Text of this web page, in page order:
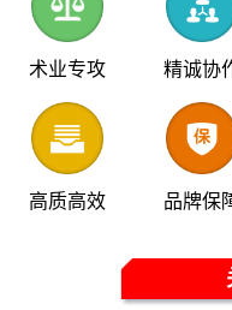
术业专攻 精诚协
高质高效 品牌保